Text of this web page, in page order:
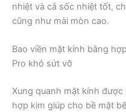
nhiệt và cả sốc nhiệt tốt,
cũng như mài mòn cao.
Bao viền mặt kính bằng
Pro khó sứt vỡ
Xung quanh mặt kính
hợp kim giúp cho bề mặt